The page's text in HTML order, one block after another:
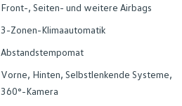
Front-, Seiten- und weitere Airbags
3-Zonen-Klimaautomatik
Abstandstempomat
Vorne, Hinten, Selbstlenkende Systeme,
360°-Kamera